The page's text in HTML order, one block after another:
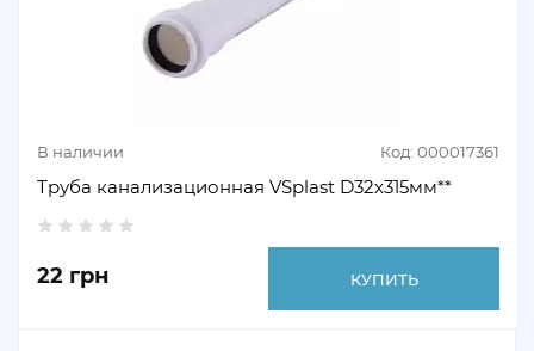
В наличии Код: 000017361
Труба канализационная VSplast D32х315мм**
22 грн КУПИТЬ